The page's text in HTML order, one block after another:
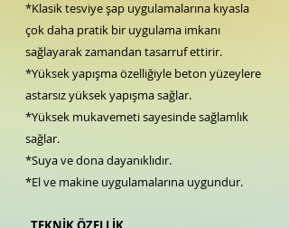
*Klasik tesviye şap uygulamalarına kıyasla
çok daha pratik bir uygulama imkanı
sağlayarak zamandan tasarruf ettirir.
*Yüksek yapışma özelliğiyle beton yüzeylere
astarsız yüksek yapışma sağlar.
*Yüksek mukavemeti sayesinde sağlamlık
sağlar.
*Suya ve dona dayanıklıdır.
*El ve makine uygulamalarına uygundur.